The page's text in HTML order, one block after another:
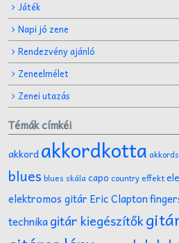
Játék
Napi jó zene
Rendezvény ajánló
Zeneelmélet
Zenei utazás
Témák címkéi
akkordakkordkotta
blues blues skálacapo country effekt
elektromos gitár Eric Clapton
technikagitár kiegészítők